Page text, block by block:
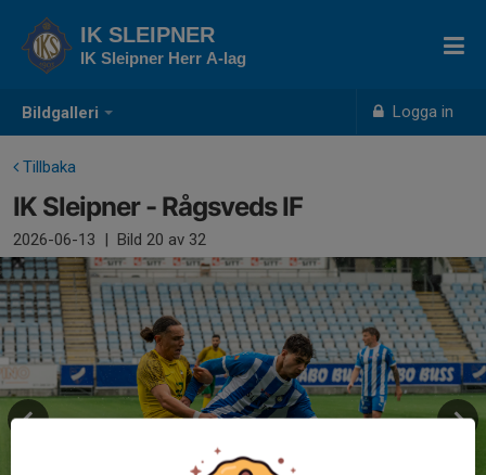
Bildgalleri Logga in
IK SLEIPNER
IK Sleipner Herr A-lag
Tillbaka
IK Sleipner - Rågsveds IF
2026-06-13 | Bild 20 av 32